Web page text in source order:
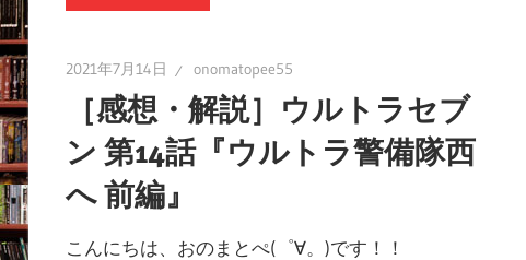
2021年7月14日 onomatopee55
［感想・解説］ウルトラセブ
ン 第14話『ウルトラ警備隊西
へ 前編』
こんにちは、おのまとぺ(゜∀。)です！！